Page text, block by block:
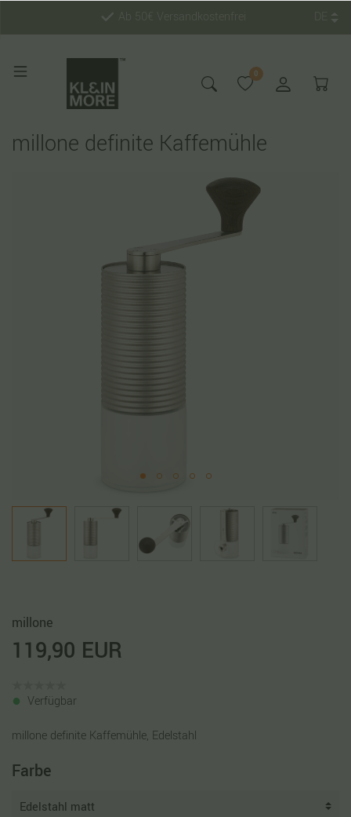
0
millone definite Kaffemühle
millone
119,90 EUR
Verfügbar
millone definite Kaffemühle, Edelstahl
Farbe